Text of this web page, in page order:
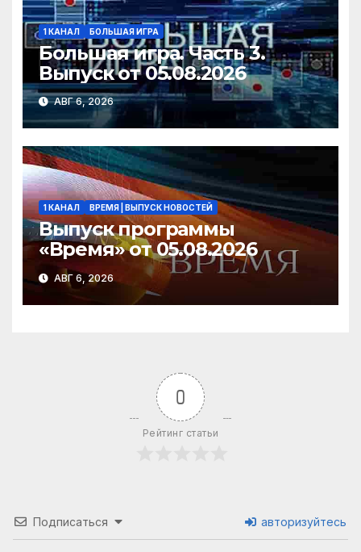
1 КАНАЛ БОЛЬШАЯ ИГРА
Большая игра. Часть 3.
Выпуск от 05.08.2026
АВГ 6, 2026
1 КАНАЛ ВРЕМЯ | ВЫПУСК НОВОСТЕЙ
Выпуск программы
«Время» от 05.08.2026
АВГ 6, 2026
0
Рейтинг статьи
Подписаться авторизуйтесь